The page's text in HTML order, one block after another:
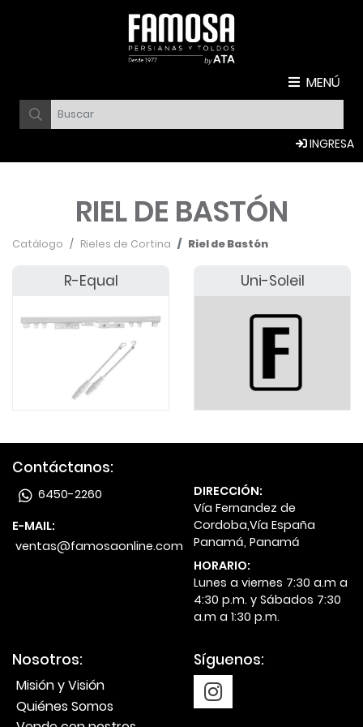
MENÚ
INGRESA
RIEL DE BASTÓN
Catálogo Rieles de Cortina Riel de Bastón
R-Equal Uni-Soleil
Contáctanos:
6450-2260
E-MAIL:
ventas@famosaonline.com
DIRECCIÓN:
Vía Fernandez de
Cordoba,Vía España
Panamá, Panamá
HORARIO:
Lunes a viernes 7:30 a.m a
4:30 p.m. y Sábados 7:30
a.m a 1:30 p.m.
Nosotros:
Misión y Visión
Quiénes Somos
Síguenos: